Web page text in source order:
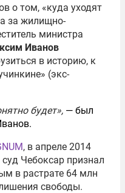
о том, «куда уходят
за жилищно-
министра
Иванов
в историю, к
(экс-
будет», — был
, в апреле 2014
Чебоксар признал
в растрате 64 млн
свободы.